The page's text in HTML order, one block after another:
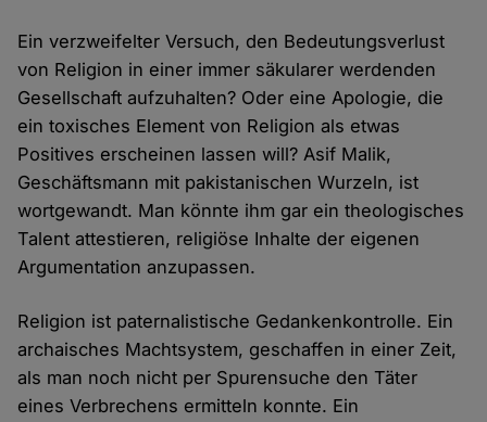
Ein verzweifelter Versuch, den Bedeutungsverlust
von Religion in einer immer säkularer werdenden
Gesellschaft aufzuhalten? Oder eine Apologie, die
ein toxisches Element von Religion als etwas
Positives erscheinen lassen will? Asif Malik,
Geschäftsmann mit pakistanischen Wurzeln, ist
wortgewandt. Man könnte ihm gar ein theologisches
Talent attestieren, religiöse Inhalte der eigenen
Argumentation anzupassen.
Religion ist paternalistische Gedankenkontrolle. Ein
archaisches Machtsystem, geschaffen in einer Zeit,
als man noch nicht per Spurensuche den Täter
eines Verbrechens ermitteln konnte. Ein